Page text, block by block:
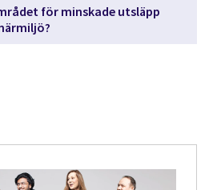
för minskade utsläpp